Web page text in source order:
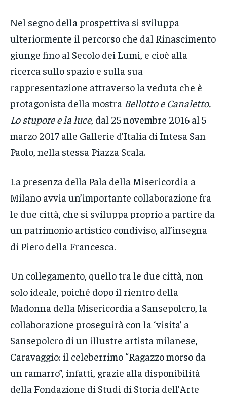
Nel segno della prospettiva si sviluppa
ulteriormente il percorso che dal Rinascimento
giunge fino al Secolo dei Lumi, e cioè alla
ricerca sullo spazio e sulla sua
rappresentazione attraverso la veduta che è
protagonista della mostra Bellotto e Canaletto.
Lo stupore e la luce, dal 25 novembre 2016 al 5
marzo 2017 alle Gallerie d’Italia di Intesa San
Paolo, nella stessa Piazza Scala.
La presenza della Pala della Misericordia a
Milano avvia un’importante collaborazione fra
le due città, che si sviluppa proprio a partire da
un patrimonio artistico condiviso, all’insegna
di Piero della Francesca.
Un collegamento, quello tra le due città, non
solo ideale, poiché dopo il rientro della
Madonna della Misericordia a Sansepolcro, la
collaborazione proseguirà con la ‘visita’ a
Sansepolcro di un illustre artista milanese,
Caravaggio: il celeberrimo “Ragazzo morso da
un ramarro”, infatti, grazie alla disponibilità
della Fondazione di Studi di Storia dell’Arte